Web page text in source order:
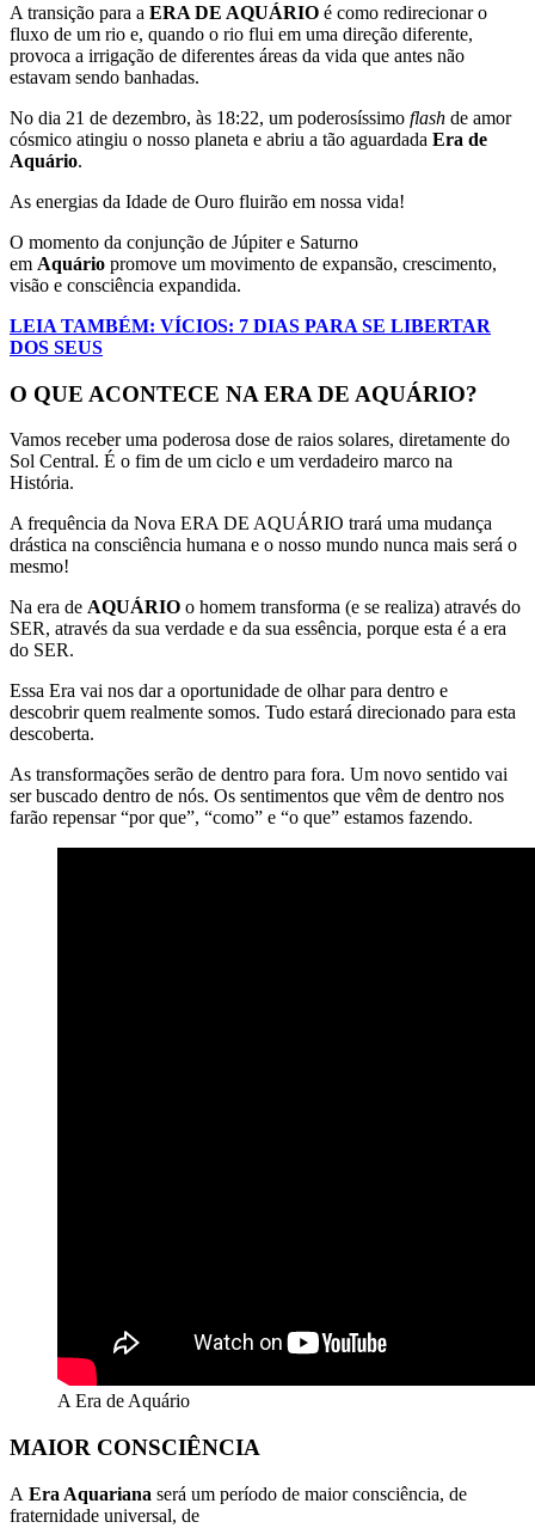
A transição para a ERA DE AQUÁRIO é como redirecionar o
fluxo de um rio e, quando o rio flui em uma direção diferente,
provoca a irrigação de diferentes áreas da vida que antes não
estavam sendo banhadas.
No dia 21 de dezembro, às 18:22, um poderosíssimo flash de amor
cósmico atingiu o nosso planeta e abriu a tão aguardada Era de
Aquário.
As energias da Idade de Ouro fluirão em nossa vida!
O momento da conjunção de Júpiter e Saturno
em Aquário promove um movimento de expansão, crescimento,
visão e consciência expandida.
LEIA TAMBÉM: VÍCIOS: 7 DIAS PARA SE LIBERTAR
DOS SEUS
O QUE ACONTECE NA ERA DE AQUÁRIO?
Vamos receber uma poderosa dose de raios solares, diretamente do
Sol Central. É o fim de um ciclo e um verdadeiro marco na
História.
A frequência da Nova ERA DE AQUÁRIO trará uma mudança
drástica na consciência humana e o nosso mundo nunca mais será o
mesmo!
Na era de AQUÁRIO o homem transforma (e se realiza) através do
SER, através da sua verdade e da sua essência, porque esta é a era
do SER.
Essa Era vai nos dar a oportunidade de olhar para dentro e
descobrir quem realmente somos. Tudo estará direcionado para esta
descoberta.
As transformações serão de dentro para fora. Um novo sentido vai
ser buscado dentro de nós. Os sentimentos que vêm de dentro nos
farão repensar “por que”, “como” e “o que” estamos fazendo.
A Era de Aquário
MAIOR CONSCIÊNCIA
A Era Aquariana será um período de maior consciência, de
fraternidade universal, de